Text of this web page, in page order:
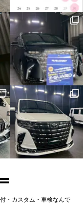
・カスタム・車検なんで